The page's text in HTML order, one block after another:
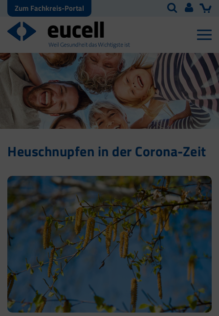
Zum Fachkreis-Portal
Heuschnupfen in der Corona-Zeit